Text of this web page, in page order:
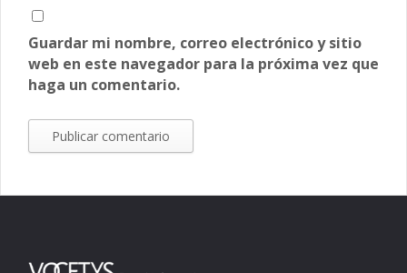
Guardar mi nombre, correo electrónico y sitio
web en este navegador para la próxima vez que
haga un comentario.